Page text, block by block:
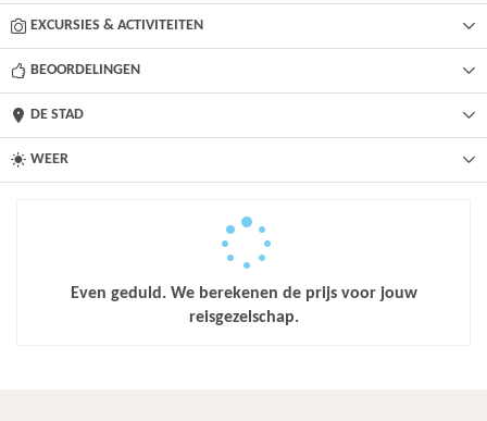
EXCURSIES & ACTIVITEITEN
BEOORDELINGEN
DE STAD
WEER
Even geduld. We berekenen de prijs voor jouw
reisgezelschap.